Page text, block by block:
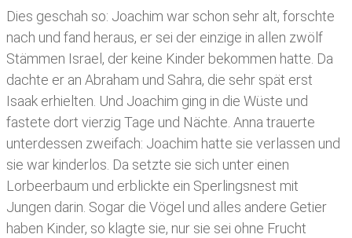
Dies geschah so: Joachim war schon sehr alt, forschte
nach und fand heraus, er sei der einzige in allen zwölf
Stämmen Israel, der keine Kinder bekommen hatte. Da
dachte er an Abraham und Sahra, die sehr spät erst
Isaak erhielten. Und Joachim ging in die Wüste und
fastete dort vierzig Tage und Nächte. Anna trauerte
unterdessen zweifach: Joachim hatte sie verlassen und
sie war kinderlos. Da setzte sie sich unter einen
Lorbeerbaum und erblickte ein Sperlingsnest mit
Jungen darin. Sogar die Vögel und alles andere Getier
haben Kinder, so klagte sie, nur sie sei ohne Frucht